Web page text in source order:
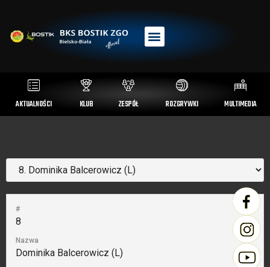
AKTUALNOŚCI KLUB ZESPÓŁ ROZGRYWKI MULTIMEDIA
#
8
Nazwa
Dominika Balcerowicz (L)